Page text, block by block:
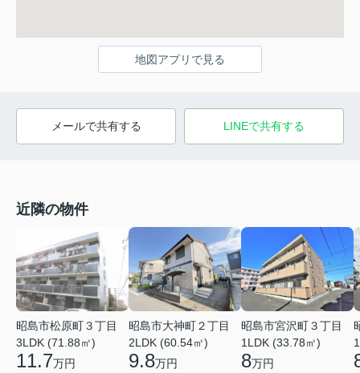
地図アプリで見る
メールで共有する LINEで共有する
近隣の物件
昭島市松原町３丁目
3LDK (71.88㎡)
11.7万円
昭島市大神町２丁目
2LDK (60.54㎡)
9.8万円
昭島市宮沢町３丁目
1LDK (33.78㎡)
8万円